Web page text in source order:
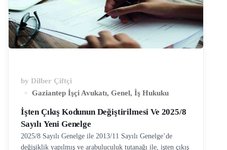
by Dilber Çiftçi
Gaziantep İşçi Avukatı, Genel, İş Hukuku
İşten Çıkış Kodunun Değiştirilmesi Ve 2025/8
Sayılı Yeni Genelge
2025/8 Sayılı Genelge ile 2013/11 Sayılı Genelge’de
değişiklik yapılmış ve arabuluculuk tutanağı ile, işten çıkış